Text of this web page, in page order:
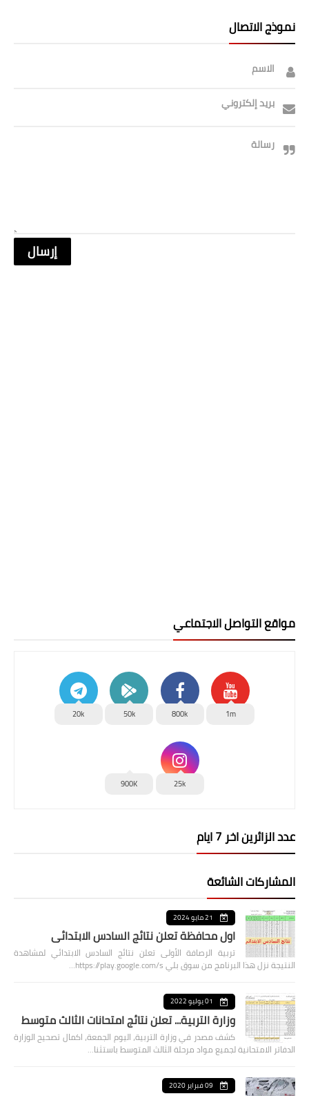
نموذج الاتصال
الاسم
بريد إلكتروني
رسالة
مواقع التواصل الاجتماعي
1m
800k
50k
20k
25k
900K
عدد الزائرين اخر 7 ايام
المشاركات الشائعة
21 مايو 2024
اول محافظة تعلن نتائج السادس الابتدائي
تربية الرصافة الأولى تعلن نتائج السادس الابتدائي لمشاهدة
النتيجة نزل هذا البرنامج من سوق بلي https://play.google.com/s…
01 يوليو 2022
وزارة التربية... تعلن نتائج امتحانات الثالث متوسط
كشف مصدر في وزارة التربية، اليوم الجمعة، اكمال تصحيح الوزارة
الدفاتر الامتحانية لجميع مواد مرحلة الثالث المتوسط باستثنا…
09 فبراير 2020